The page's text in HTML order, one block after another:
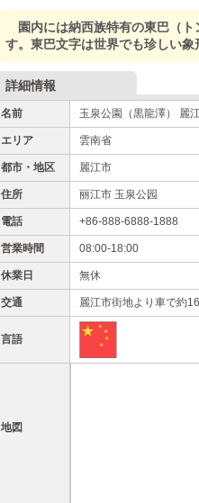
園内には納西族特有の東巴（
す。東巴文字は世界でも珍しい象
詳細情報
名前 玉泉公園（黒龍澤） 麗
エリア 雲南省
都市・地区 麗江市
住所 丽江市 玉泉公园
電話 +86-888-6888-1888
営業時間 08:00-18:00
休業日 無休
交通 麗江市街地より車で約
言語
地図